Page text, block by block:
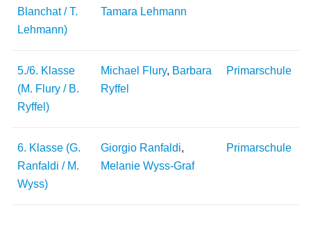
Blanchat / T.
Lehmann)
Tamara Lehmann
5./6. Klasse
(M. Flury / B.
Ryffel)
Michael Flury, Barbara
Ryffel
Primarschule
6. Klasse (G.
Ranfaldi / M.
Wyss)
Giorgio Ranfaldi,
Melanie Wyss-Graf
Primarschule